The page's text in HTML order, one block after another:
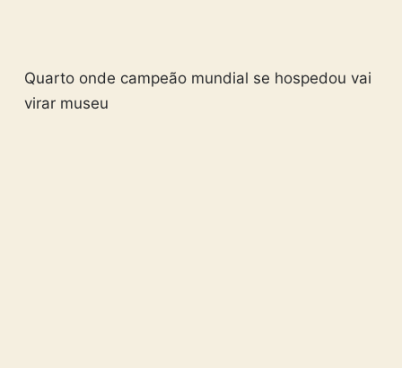
Quarto onde campeão mundial se hospedou vai
virar museu